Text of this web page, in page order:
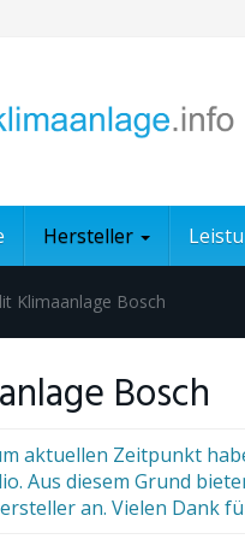
Hersteller
Klimaanlage Bosch
Bosch
aktuellen Zeitpunkt
Aus diesem Grund
an. Vielen Dank